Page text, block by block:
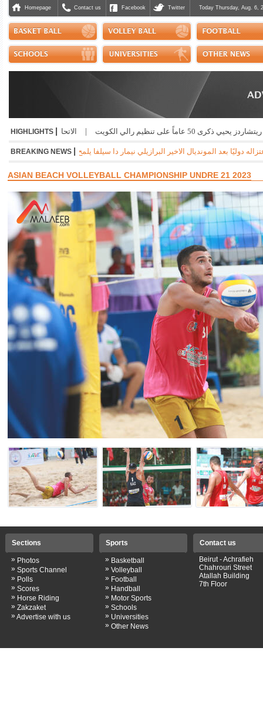
Homepage Contact us Facebook Twitter Today Thursday, Aug. 6,
HIGHLIGHTS |
الاتحاد اللبناني للتسلق يعزي | 50 عاماً على تنظيم رالي الكويت
BREAKING NEWS |
بعد المونديال الاخير البرازيلي نيمار دا سيلفا يلمح إلى إمكانية اعتزاله كرة
ASIAN BEACH VOLLEYBALL CHAMPIONSHIP UNDRE 21 2023
Sections
» Photos
» Sports Channel
» Polls
» Scores
» Horse Riding
» Zakzaket
» Advertise with us
Sports
» Basketball
» Volleyball
» Football
» Handball
» Motor Sports
» Schools
» Universities
» Other News
Contact us
Beirut - Achrafieh
Chahrouri Street
Atallah Building
7th Floor